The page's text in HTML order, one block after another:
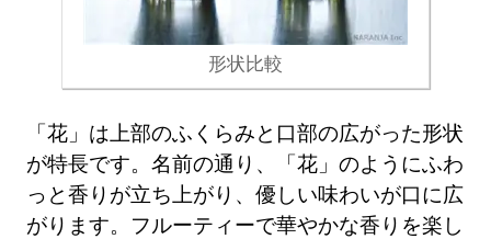
形状比較
「花」は上部のふくらみと口部の広がった形状
が特長です。名前の通り、「花」のようにふわ
っと香りが立ち上がり、優しい味わいが口に広
がります。フルーティーで華やかな香りを楽し